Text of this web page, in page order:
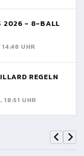
2026 - 8-BALL
UHR
REGELN
UHR